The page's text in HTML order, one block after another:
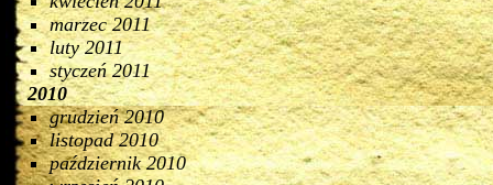
marzec 2011
luty 2011
styczeń 2011
2010
grudzień 2010
listopad 2010
październik 2010